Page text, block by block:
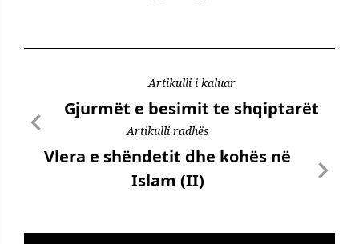
Artikulli i kaluar
Gjurmët e besimit te shqiptarët
Artikulli radhës
Vlera e shëndetit dhe kohës në
Islam (II)